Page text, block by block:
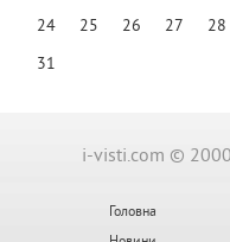
24
25 26 27 28
31
i-visti.com ©
Головна